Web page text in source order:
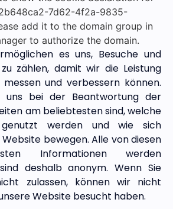
7d62-4f2a-9835-
add it to the domain group in
to authorize the domain.
es uns, Besuche und
zählen, damit wir die Leistung
und verbessern können.
uns bei der Beantwortung der
am beliebtesten sind, welche
werden und wie sich
bewegen. Alle von diesen
Informationen werden
deshalb anonym. Wenn Sie
zulassen, können wir nicht
Website besucht haben.